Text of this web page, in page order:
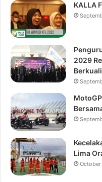
KALLA
2029
Lima